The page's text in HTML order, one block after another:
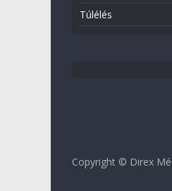
Túlélés
Copyright © Direx